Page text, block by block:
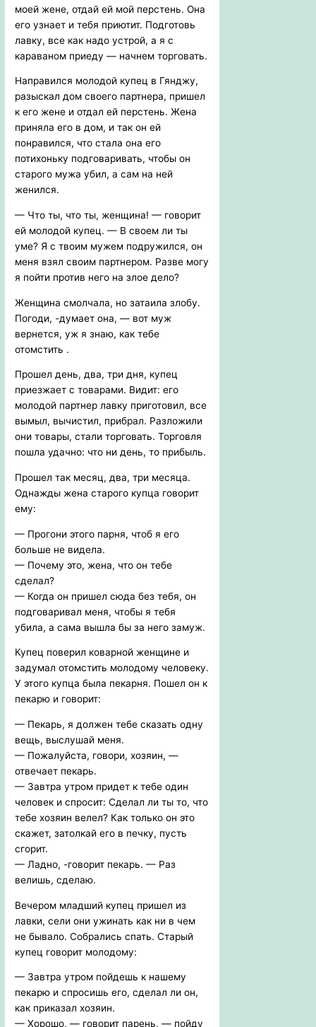
моей жене, отдай ей мой перстень. Она
его узнает и тебя приютит. Подготовь
лавку, все как надо устрой, а я с
караваном приеду — начнем торговать.
Направился молодой купец в Гянджу,
разыскал дом своего партнера, пришел
к его жене и отдал ей перстень. Жена
приняла его в дом, и так он ей
понравился, что стала она его
потихоньку подговаривать, чтобы он
старого мужа убил, а сам на ней
женился.
— Что ты, что ты, женщина! — говорит
ей молодой купец. — В своем ли ты
уме? Я с твоим мужем подружился, он
меня взял своим партнером. Разве могу
я пойти против него на злое дело?
Женщина смолчала, но затаила злобу.
Погоди, -думает она, — вот муж
вернется, уж я знаю, как тебе
отомстить .
Прошел день, два, три дня, купец
приезжает с товарами. Видит: его
молодой партнер лавку приготовил, все
вымыл, вычистил, прибрал. Разложили
они товары, стали торговать. Торговля
пошла удачно: что ни день, то прибыль.
Прошел так месяц, два, три месяца.
Однажды жена старого купца говорит
ему:
— Прогони этого парня, чтоб я его
больше не видела.
— Почему это, жена, что он тебе
сделал?
— Когда он пришел сюда без тебя, он
подговаривал меня, чтобы я тебя
убила, а сама вышла бы за него замуж.
Купец поверил коварной женщине и
задумал отомстить молодому человеку.
У этого купца была пекарня. Пошел он к
пекарю и говорит:
— Пекарь, я должен тебе сказать одну
вещь, выслушай меня.
— Пожалуйста, говори, хозяин, —
отвечает пекарь.
— Завтра утром придет к тебе один
человек и спросит: Сделал ли ты то, что
тебе хозяин велел? Как только он это
скажет, затолкай его в печку, пусть
сгорит.
— Ладно, -говорит пекарь. — Раз
велишь, сделаю.
Вечером младший купец пришел из
лавки, сели они ужинать как ни в чем
не бывало. Собрались спать. Старый
купец говорит молодому:
— Завтра утром пойдешь к нашему
пекарю и спросишь его, сделал ли он,
как приказал хозяин.
— Хорошо, — говорит парень, — пойду